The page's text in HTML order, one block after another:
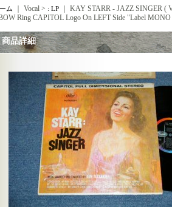
ム ｜ Vocal > : LP｜ KAY STARR - JAZZ SINGER (
Ring CAPITOL Logo On LEFT Side "Label MONO
商品詳細